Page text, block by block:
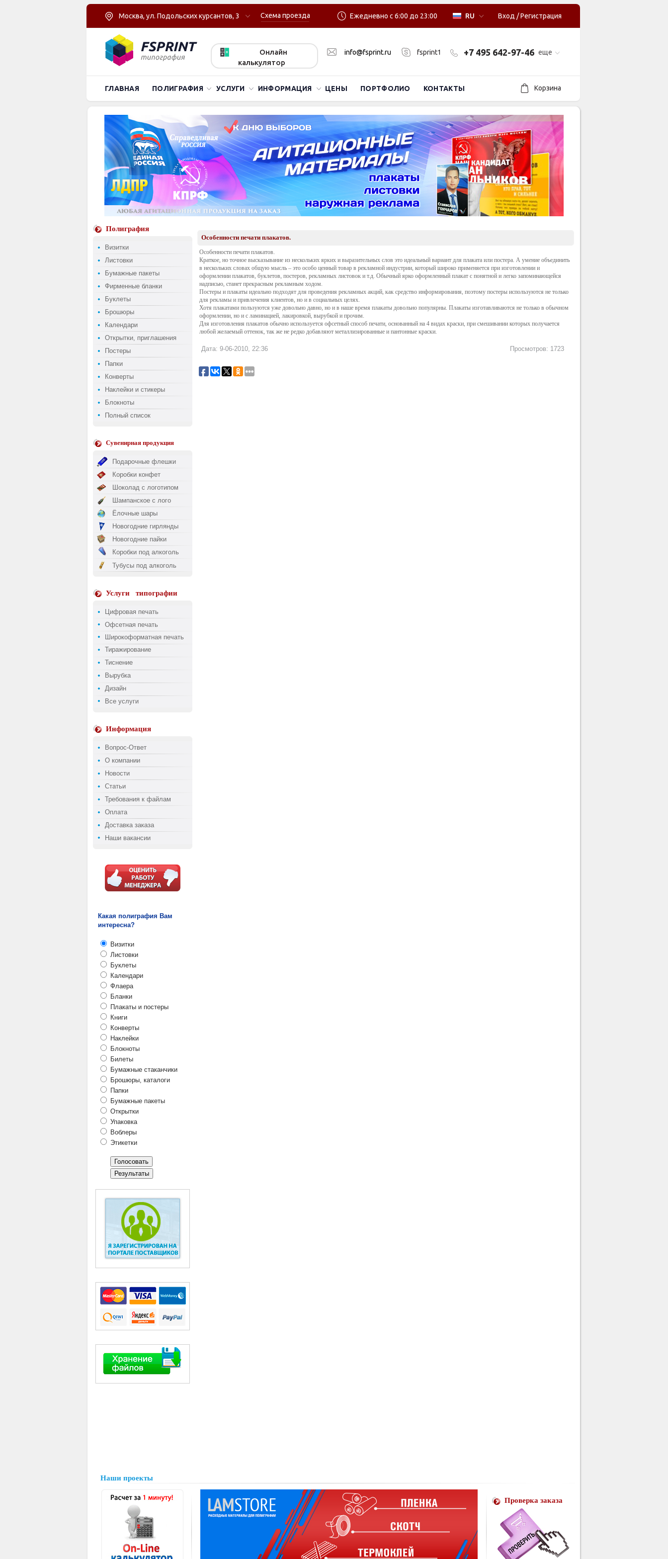
Москва, ул. Подольских курсантов, 3 Схема проезда Вход /Регистрация
RU
Ежедневно с 6:00 до 23:00
Онлайн
калькулятор
info@fsprint.ru fsprint1 еще
+7 495 642-97-46
ГЛАВНАЯ ПОЛИГРАФИЯ УСЛУГИ ИНФОРМАЦИЯ ЦЕНЫ ПОРТФОЛИО КОНТАКТЫ Корзина
Полиграфия
Визитки
Листовки
Бумажные пакеты
Фирменные бланки
Буклеты
Брошюры
Календари
Открытки, приглашения
Постеры
Папки
Конверты
Наклейки и стикеры
Блокноты
Полный список
Сувенирная продукция
Подарочные флешки
Коробки конфет
Шоколад с логотипом
Шампанское с лого
Ёлочные шары
Новогодние гирлянды
Новогодние пайки
Коробки под алкоголь
Тубусы под алкоголь
Услуги типографии
Цифровая печать
Офсетная печать
Широкоформатная печать
Тиражирование
Тиснение
Вырубка
Дизайн
Все услуги
Информация
Вопрос-Ответ
О компании
Новости
Статьи
Требования к файлам
Оплата
Доставка заказа
Наши вакансии
Какая полиграфия Вам
интересна?
Визитки
Листовки
Буклеты
Календари
Флаера
Бланки
Плакаты и постеры
Книги
Конверты
Наклейки
Блокноты
Билеты
Бумажные стаканчики
Брошюры, каталоги
Папки
Бумажные пакеты
Открытки
Упаковка
Воблеры
Этикетки
Особенности печати плакатов.
Особенности печати плакатов.
Краткое, но точное высказывание из нескольких ярких и выразительных слов это идеальный вариант для плаката или постера. А умение объединить
в нескольких словах общую мысль – это особо ценный товар в рекламной индустрии, который широко применяется при изготовлении и
оформлении плакатов, буклетов, постеров, рекламных листовок и т.д. Обычный ярко оформленный плакат с понятной и легко запоминающейся
надписью, станет прекрасным рекламным ходом.
Постеры и плакаты идеально подходят для проведения рекламных акций, как средство информирования, поэтому постеры используются не только
для рекламы и привлечения клиентов, но и в социальных целях.
Хотя плакатами пользуются уже довольно давно, но и в наше время плакаты довольно популярны. Плакаты изготавливаются не только в обычном
оформлении, но и с ламинацией, лакировкой, вырубкой и прочим.
Для изготовления плакатов обычно используется офсетный способ печати, основанный на 4 видах краски, при смешивании которых получается
любой желаемый оттенок, так же не редко добавляют металлизированные и пантонные краски.
Дата: 9-06-2010, 22:36 Просмотров: 1723
Наши проекты
Проверка заказа